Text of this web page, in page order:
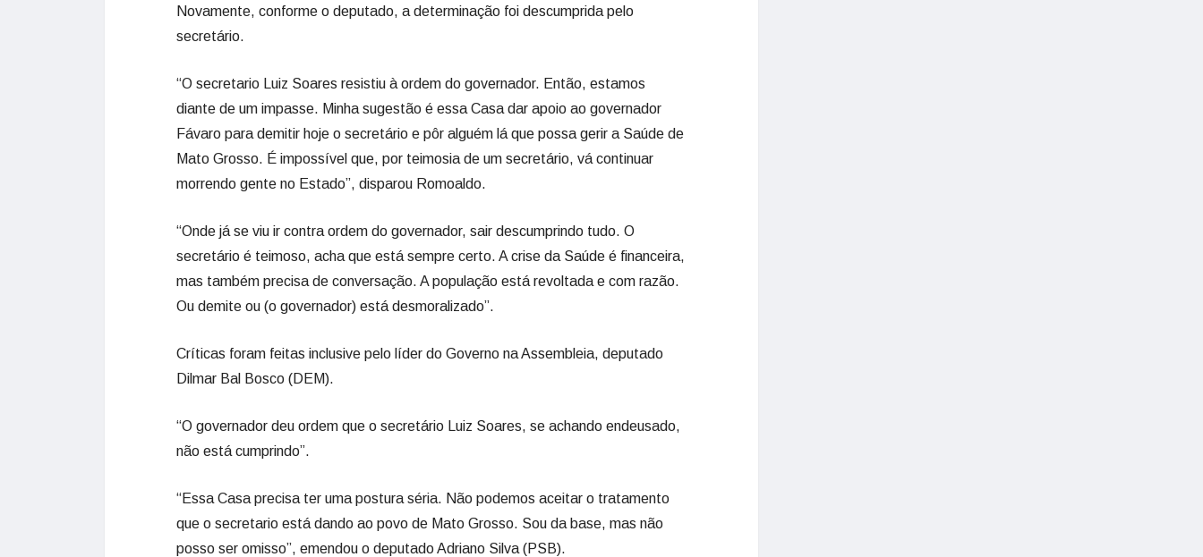
Novamente, conforme o deputado, a determinação foi descumprida pelo
secretário.
“O secretario Luiz Soares resistiu à ordem do governador. Então, estamos
diante de um impasse. Minha sugestão é essa Casa dar apoio ao governador
Fávaro para demitir hoje o secretário e pôr alguém lá que possa gerir a Saúde de
Mato Grosso. É impossível que, por teimosia de um secretário, vá continuar
morrendo gente no Estado”, disparou Romoaldo.
“Onde já se viu ir contra ordem do governador, sair descumprindo tudo. O
secretário é teimoso, acha que está sempre certo. A crise da Saúde é financeira,
mas também precisa de conversação. A população está revoltada e com razão.
Ou demite ou (o governador) está desmoralizado”.
Críticas foram feitas inclusive pelo líder do Governo na Assembleia, deputado
Dilmar Bal Bosco (DEM).
“O governador deu ordem que o secretário Luiz Soares, se achando endeusado,
não está cumprindo”.
“Essa Casa precisa ter uma postura séria. Não podemos aceitar o tratamento
que o secretario está dando ao povo de Mato Grosso. Sou da base, mas não
posso ser omisso”, emendou o deputado Adriano Silva (PSB).